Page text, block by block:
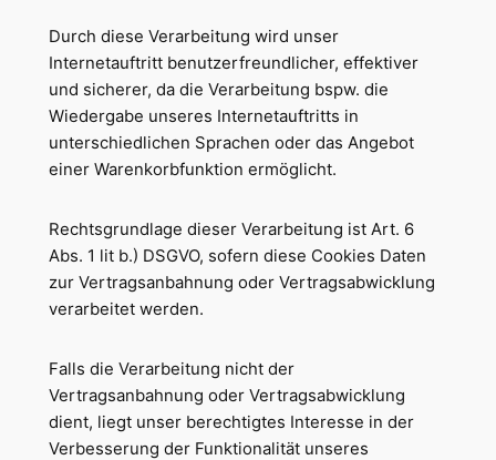
Durch diese Verarbeitung wird unser
Internetauftritt benutzerfreundlicher, effektiver
und sicherer, da die Verarbeitung bspw. die
Wiedergabe unseres Internetauftritts in
unterschiedlichen Sprachen oder das Angebot
einer Warenkorbfunktion ermöglicht.
Rechtsgrundlage dieser Verarbeitung ist Art. 6
Abs. 1 lit b.) DSGVO, sofern diese Cookies Daten
zur Vertragsanbahnung oder Vertragsabwicklung
verarbeitet werden.
Falls die Verarbeitung nicht der
Vertragsanbahnung oder Vertragsabwicklung
dient, liegt unser berechtigtes Interesse in der
Verbesserung der Funktionalität unseres